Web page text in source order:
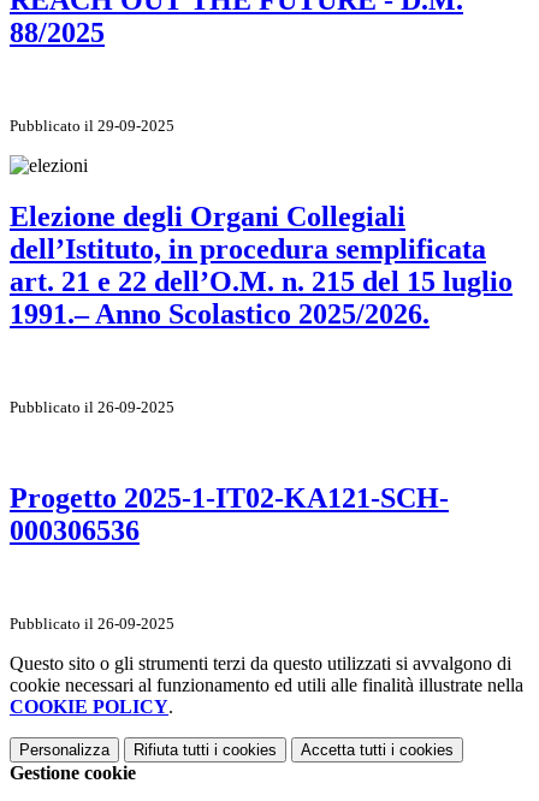
88/2025
Pubblicato il 29-09-2025
Elezione degli Organi Collegiali
dell’Istituto, in procedura semplificata
art. 21 e 22 dell’O.M. n. 215 del 15 luglio
1991.– Anno Scolastico 2025/2026.
Pubblicato il 26-09-2025
Progetto 2025-1-IT02-KA121-SCH-
000306536
Pubblicato il 26-09-2025
Questo sito o gli strumenti terzi da questo utilizzati si avvalgono di
cookie necessari al funzionamento ed utili alle finalità illustrate nella
COOKIE POLICY.
Personalizza Rifiuta tutti i cookies Accetta tutti i cookies
Gestione cookie